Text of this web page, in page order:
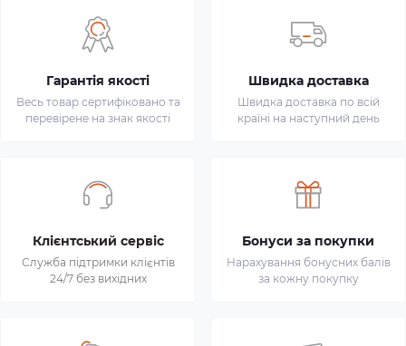
Гарантія якості
Весь товар сертифіковано та
перевірене на знак якості
Швидка доставка
Швидка доставка по всій
країні на наступний день
Клієнтський сервіс
Служба підтримки клієнтів
24/7 без вихідних
Бонуси за покупки
Нарахування бонусних балів
за кожну покупку